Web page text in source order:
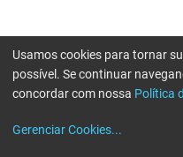
Usamos cookies para tornar
possível. Se continuar
concordar com nossa Política
Gerenciar Cookies...
Erro ao enviar informações,